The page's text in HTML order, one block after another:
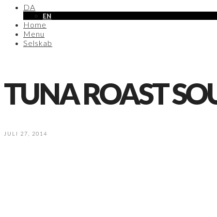
DA
EN
Home
Menu
Selskab
TUNA ROAST
JULI 27, 2014